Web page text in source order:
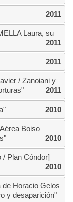
2011
Laura, su
2011
2011
/ Zanoiani y
2011
2010
Boiso
2010
/ Plan Cóndor]
2010
de Horacio Gelos
y desaparición"